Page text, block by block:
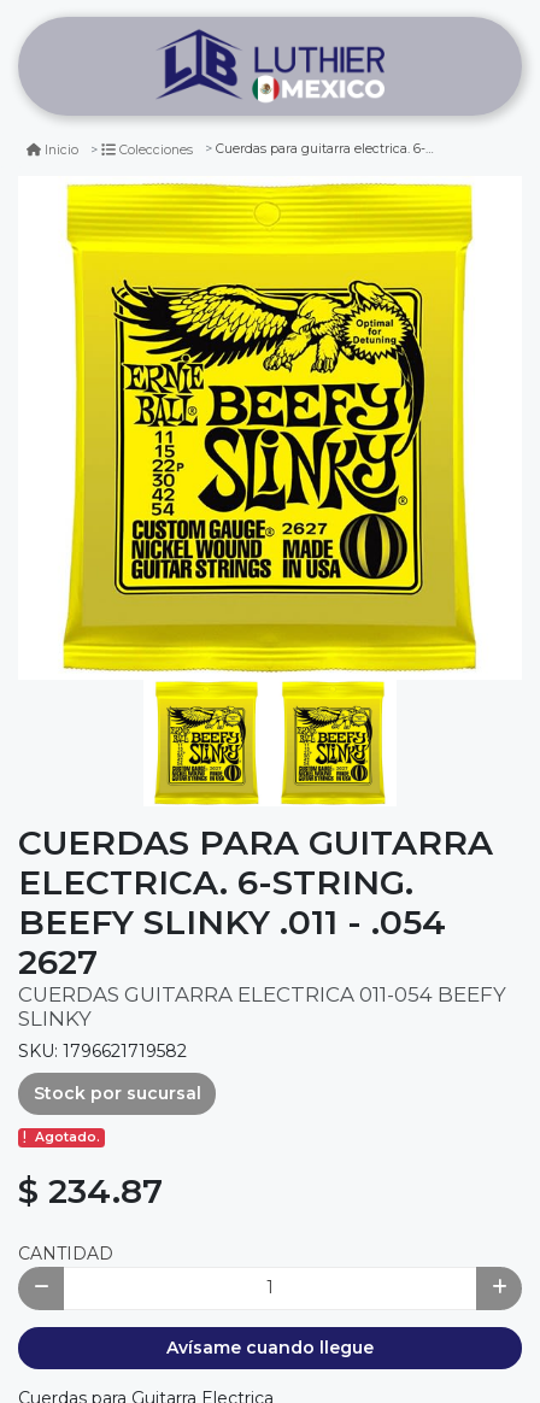
Inicio Colecciones Cuerdas para guitarra electrica. 6-string. beefy slinky .011 - .054 2627
CUERDAS PARA GUITARRA
ELECTRICA. 6-STRING.
BEEFY SLINKY .011 - .054
2627
CUERDAS GUITARRA ELECTRICA 011-054 BEEFY
SLINKY
SKU: 1796621719582
Stock por sucursal
Agotado.
$ 234.87
CANTIDAD
Avísame cuando llegue
Cuerdas para Guitarra Electrica